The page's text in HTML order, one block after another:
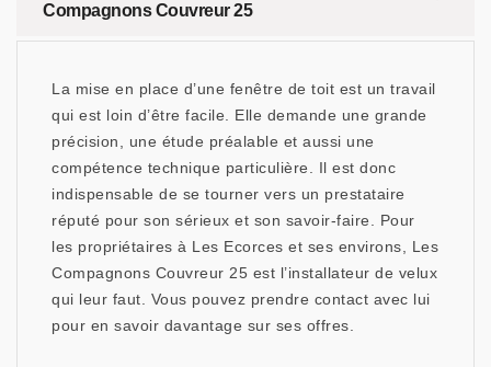
Compagnons Couvreur 25
La mise en place d’une fenêtre de toit est un travail
qui est loin d’être facile. Elle demande une grande
précision, une étude préalable et aussi une
compétence technique particulière. Il est donc
indispensable de se tourner vers un prestataire
réputé pour son sérieux et son savoir-faire. Pour
les propriétaires à Les Ecorces et ses environs, Les
Compagnons Couvreur 25 est l’installateur de velux
qui leur faut. Vous pouvez prendre contact avec lui
pour en savoir davantage sur ses offres.